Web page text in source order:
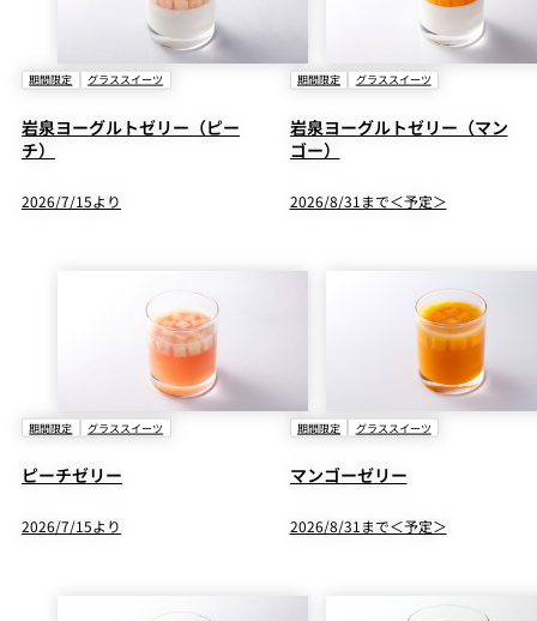
期間限定 グラススイーツ
岩泉ヨーグルトゼリー（ピー
チ）
2026/7/15より
期間限定 グラススイーツ
岩泉ヨーグルトゼリー（マン
ゴー）
2026/8/31まで＜予定＞
期間限定 グラススイーツ
ピーチゼリー
2026/7/15より
期間限定 グラススイーツ
マンゴーゼリー
2026/8/31まで＜予定＞